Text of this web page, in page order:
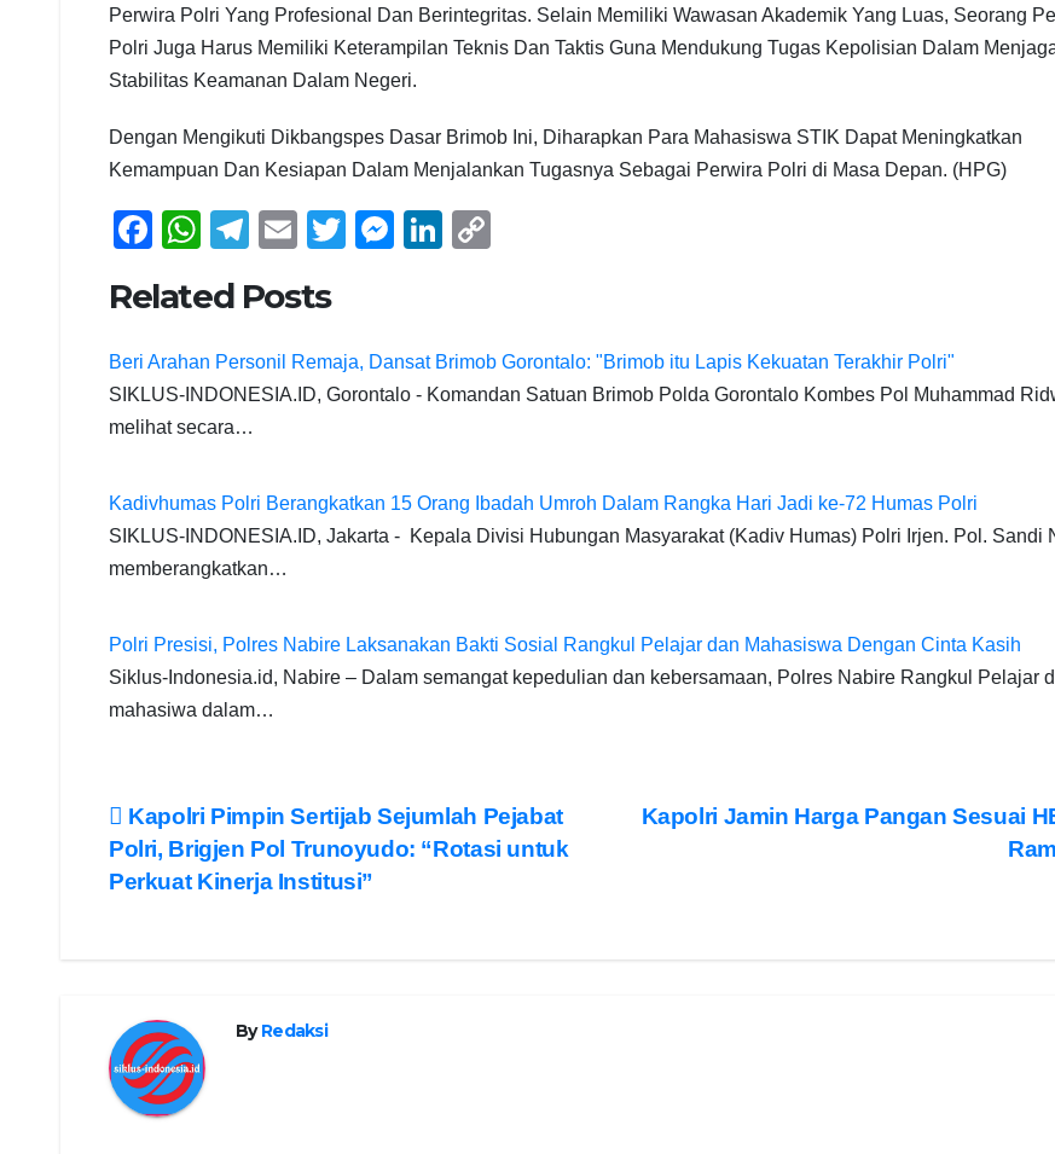
Perwira Polri Yang Profesional Dan Berintegritas. Selain Memiliki Wawasan Akademik Yang Luas, Seorang
Polri Juga Harus Memiliki Keterampilan Teknis Dan Taktis Guna Mendukung Tugas Kepolisian Dalam
Stabilitas Keamanan Dalam Negeri.
Dengan Mengikuti Dikbangspes Dasar Brimob Ini, Diharapkan Para Mahasiswa STIK Dapat Meningkatkan
Kemampuan Dan Kesiapan Dalam Menjalankan Tugasnya Sebagai Perwira Polri di Masa Depan. (HPG)
F
c
e
b
o
k
W
at
s
A
p
T
e
gr
a
m
E
ail
T
er
M
e
n
Li
e
dI
y
Li
Related Posts
Beri Arahan Personil Remaja, Dansat Brimob Gorontalo: "Brimob itu Lapis Kekuatan Terakhir Polri"
SIKLUS-INDONESIA.ID, Gorontalo - Komandan Satuan Brimob Polda Gorontalo Kombes Pol Muhammad
melihat secara…
Kadivhumas Polri Berangkatkan 15 Orang Ibadah Umroh Dalam Rangka Hari Jadi ke-72 Humas Polri
SIKLUS-INDONESIA.ID, Jakarta - Kepala Divisi Hubungan Masyarakat (Kadiv Humas) Polri Irjen. Pol. Sandi
memberangkatkan…
Polri Presisi, Polres Nabire Laksanakan Bakti Sosial Rangkul Pelajar dan Mahasiswa Dengan Cinta Kasih
Siklus-Indonesia.id, Nabire – Dalam semangat kepedulian dan kebersamaan, Polres Nabire Rangkul Pelajar
mahasiwa dalam…
Post
navigation
Kapolri Jamin Harga Pangan Sesuai
Kapolri Pimpin Sertijab Sejumlah Pejabat
Polri, Brigjen Pol Trunoyudo: “Rotasi untuk
Perkuat Kinerja Institusi”
ByRedaksi